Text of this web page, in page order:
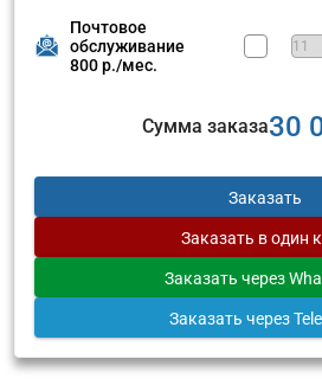
Почтовое
обслуживание
800 р./мес.
Сумма заказа30
Заказать
Заказать в один
Заказать через
Заказать через